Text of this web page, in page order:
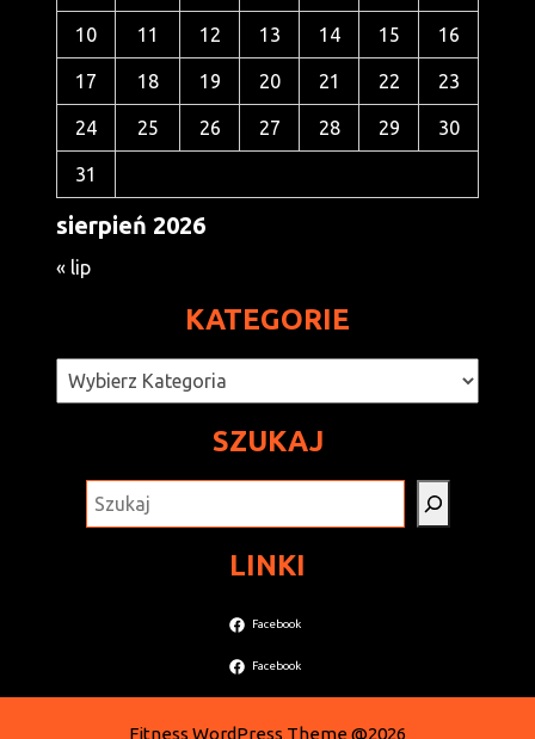
sierpień 2026
10 11 12 13 14 15 16
17 18 19 20 21 22 23
24 25 26 27 28 29 30
31
« lip
KATEGORIE
Kategorie
SZUKAJ
LINKI
Facebook
Facebook
Fitness WordPress Theme@2026